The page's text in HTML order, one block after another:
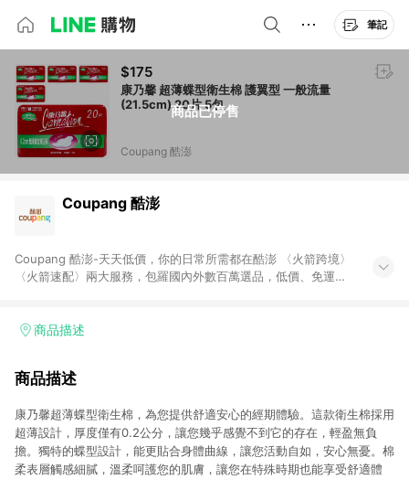
筆記
商品已停售
$175
康乃馨 超薄蝶型衛生棉 護翼型 一般流量
(21.5cm) 20片 5包
Coupang 酷澎
Coupang 酷澎
Coupang 酷澎-天天低價，你的日常所需都在酷澎 〈火箭跨境〉
〈火箭速配〉兩大服務，包羅國內外數百萬選品，低價、免運，
加入WOW會員告別湊免運，火箭速配、火箭跨境優質選品不限金
商品描述
商品描述
康乃馨超薄蝶型衛生棉，為您提供舒適安心的經期體驗。這款衛生棉採用
超薄設計，厚度僅有0.2公分，讓您幾乎感覺不到它的存在，輕盈無負
擔。獨特的蝶型設計，能更貼合身體曲線，讓您活動自如，安心無憂。棉
柔表層觸感細膩，溫柔呵護您的肌膚，讓您在特殊時期也能享受舒適體